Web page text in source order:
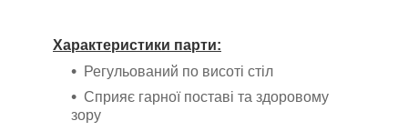
Характеристики парти:
Регульований по висоті стіл
Сприяє гарної поставі та здоровому
зору